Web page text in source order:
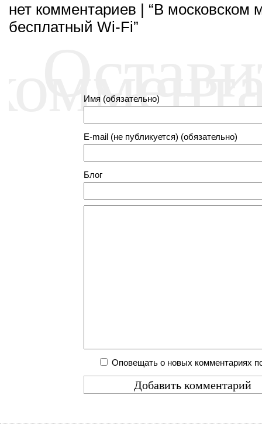
нет комментариев | “В московском
бесплатный Wi-Fi”
Имя (обязательно)
E-mail (не публикуется) (обязательно)
Блог
Оповещать о новых комментариях